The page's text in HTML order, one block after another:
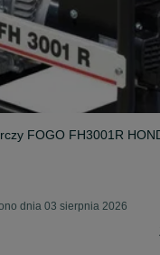
FOGO FH3001R
dnia 03 sierpnia 2026